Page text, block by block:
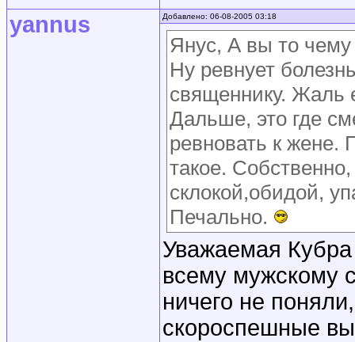
yannus Добавлено: 06-08-2005 03:18
Янус, А вы то чему
Ну ревнует
священнику. Жаль
Дальше, это где
ревновать к жене.
такое.
склокой,обидой,
Печально.
Уважаемая
всему мужскому
ничего не
скороспешные